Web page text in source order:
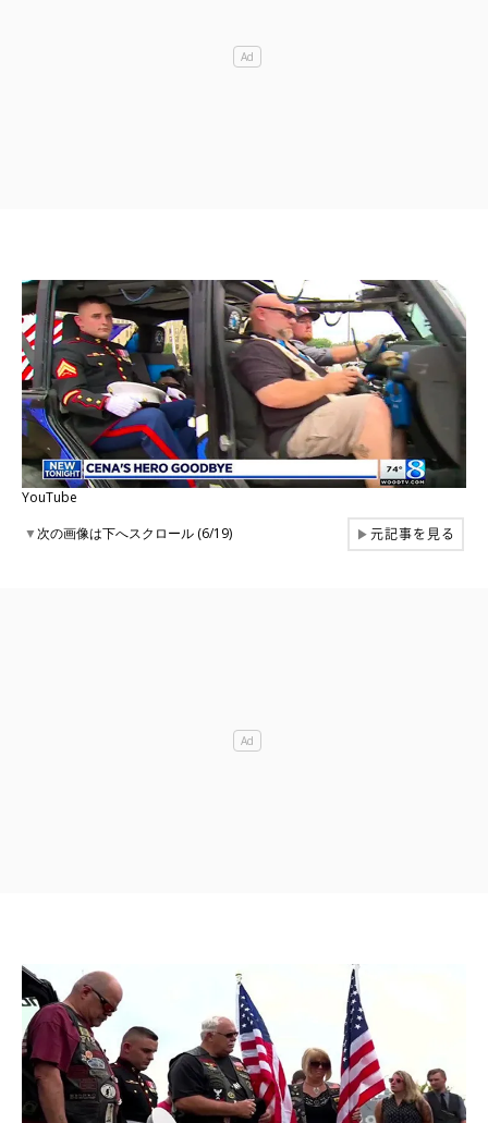
YouTube
▼次の画像は下へスクロール (6/19) ▶元記事を見る